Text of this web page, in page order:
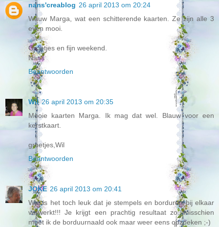
nans'creablog 26 april 2013 om 20:24
Wauw Marga, wat een schitterende kaarten. Ze zijn alle 3
even mooi.
Groetjes en fijn weekend.
Nans
Beantwoorden
Wil 26 april 2013 om 20:35
Mooie kaarten Marga. Ik mag dat wel. Blauw voor een
kerstkaart.
groetjes,Wil
Beantwoorden
JOKE 26 april 2013 om 20:41
Wat is het toch leuk dat je stempels en borduren bij elkaar
verwerkt!!! Je krijgt een prachtig resultaat zo...misschien
moet ik de borduurnaald ook maar weer eens opzoeken ;-)